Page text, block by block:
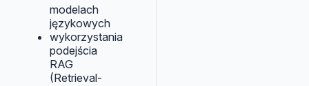
modelach
językowych
wykorzystania
podejścia
RAG
(Retrieval-